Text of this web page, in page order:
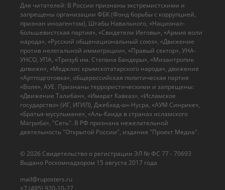
© 2026 Cвидетельство о регистрации ЭЛ № ФС 77 - 70693
Выдано Роскомнадзором 15 августа 2017 года
mail@ruposters.ru
+7 (495) 920-10-27
Для читателей: В России признаны экстремистскими и
запрещены организации ФБК (Фонд борьбы с коррупцией,
признан иноагентом), Штабы Навального, «Национал-
большевистская партия», «Свидетели Иеговы», «Армия воли
народа», «Русский общенациональный союз», «Движение
против нелегальной иммиграции», «Правый сектор», УНА-
УНСО, УПА, «Тризуб им. Степана Бандеры», «Мизантропик
дивижн», «Меджлис крымскотатарского народа», движение
«Артподготовка», общероссийская политическая партия
«Воля», АУЕ. Признаны террористическими и запрещены:
«Движение Талибан», «Имарат Кавказ», «Исламское
государство» (ИГ, ИГИЛ), Джебхад-ан-Нусра, «АУМ Синрике»,
«Братья-мусульмане», «Аль-Каида в странах исламского
Магриба», "Сеть". В РФ признана нежелательной
деятельность "Открытой России", издания "Проект Медиа".